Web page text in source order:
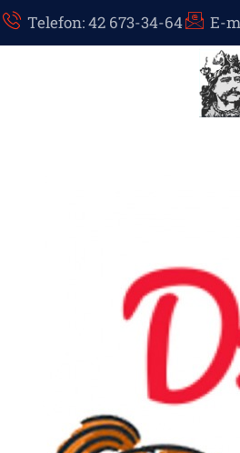
Telefon: 42 673-34-64 E-